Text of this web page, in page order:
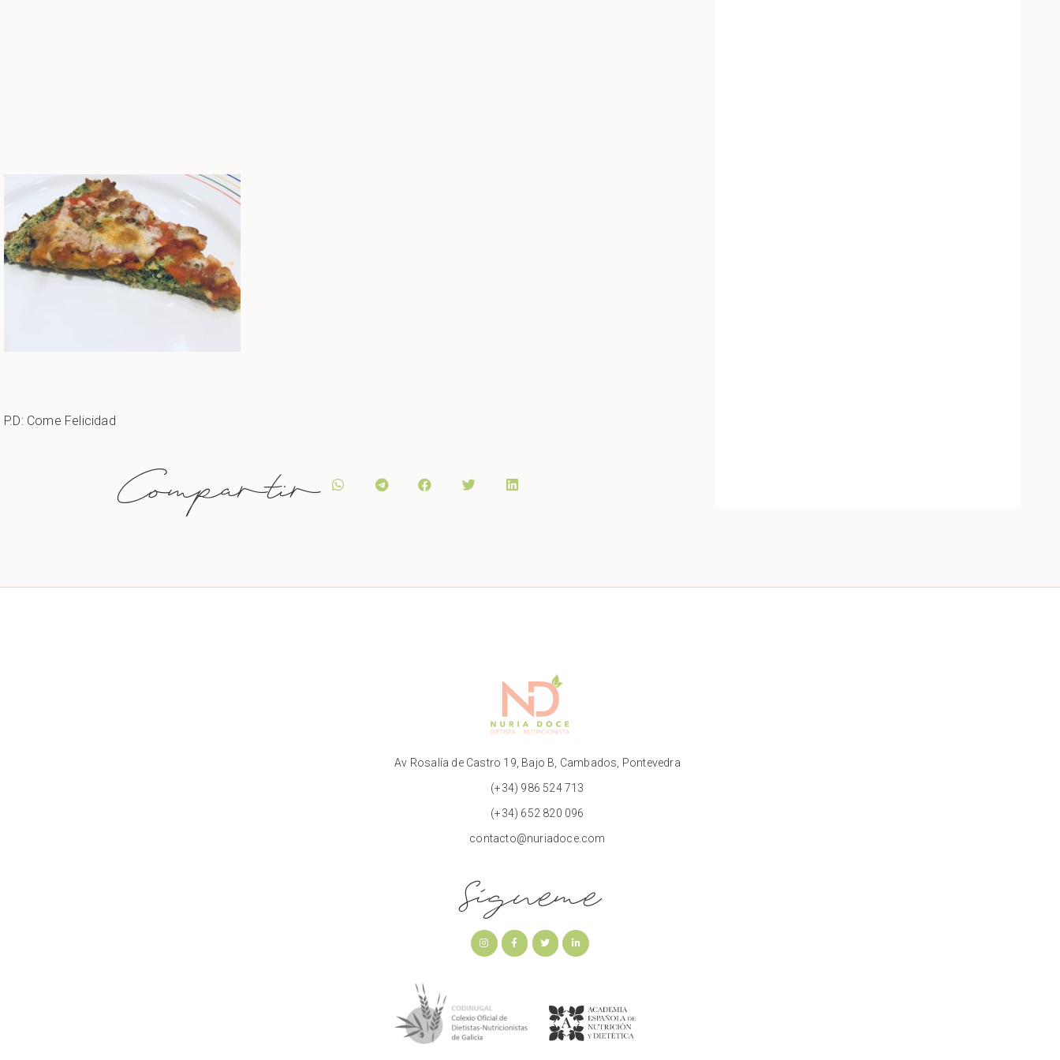
P.D: Come Felicidad
Compartir
Av Rosalía de Castro 19, Bajo B, Cambados, Pontevedra
(+34) 986 524 713
(+34) 652 820 096
contacto@nuriadoce.com
Sígueme